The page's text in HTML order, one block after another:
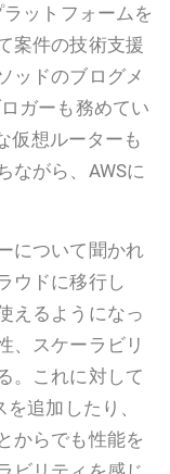
ットフォームを
案件の技術支援
ッドのブログメ
ガーも務めてい
仮想ルーターも
ながら、AWSに
について聞かれ
ウドに移行し
えるようになっ
、スケーラビリ
。これに対して
追加したり、
からでも性能を